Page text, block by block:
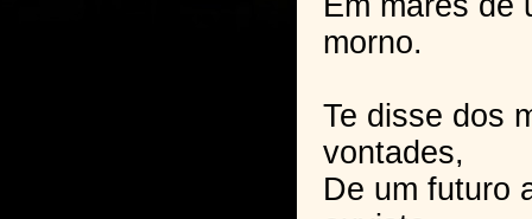
morno.
Te disse dos
vontades,
De um futuro